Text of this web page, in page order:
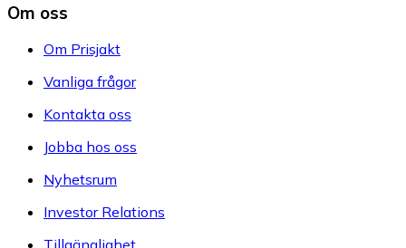
Om oss
Om Prisjakt
Vanliga frågor
Kontakta oss
Jobba hos oss
Nyhetsrum
Investor Relations